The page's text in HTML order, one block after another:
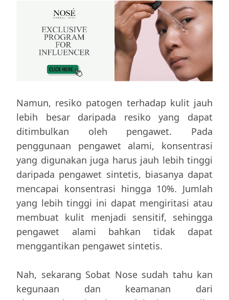
Namun, resiko patogen terhadap kulit jauh
lebih besar daripada resiko yang dapat
ditimbulkan oleh pengawet. Pada
penggunaan pengawet alami, konsentrasi
yang digunakan juga harus jauh lebih tinggi
daripada pengawet sintetis, biasanya dapat
mencapai konsentrasi hingga 10%. Jumlah
yang lebih tinggi ini dapat mengiritasi atau
membuat kulit menjadi sensitif, sehingga
pengawet alami bahkan tidak dapat
menggantikan pengawet sintetis.
Nah, sekarang Sobat Nose sudah tahu kan
kegunaan dan keamanan dari